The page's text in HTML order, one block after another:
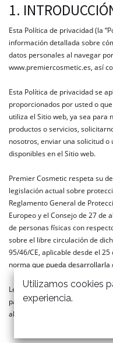
1.
Esta Política de privacidad (la
información detallada sobre
datos personales al navegar
www.premiercosmetic.es, así
Esta Política de privacidad se
proporcionados por usted o
utiliza el Sitio web, ya sea para
productos o servicios,
nosotros, enviar una solicitud
disponibles en el Sitio web.
Premier Cosmetic respeta su
legislación actual sobre
Reglamento General de
Europeo y el Consejo de 27 de
de personas físicas con
sobre el libre circulación de
95/46/CE, aplicable desde el
norma que pueda
Le recomendamos que revise
para asegurarse de que
al navegar por el Sitio web.
Utilizamos cookies
experiencia.